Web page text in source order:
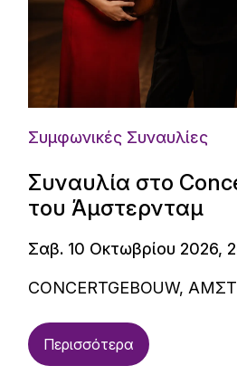
Συμφωνικές Συναυλίες
Συναυλία στο
του Άμστερνταμ
Σαβ. 10 Οκτωβρίου 2026,
CONCERTGEBOUW,
Περισσότερα